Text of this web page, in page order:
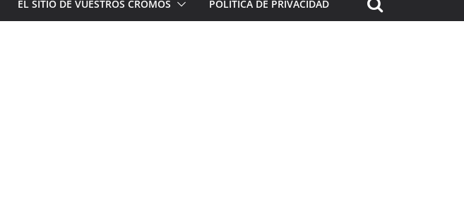
EL SITIO DE VUESTROS CROMOS POLÍTICA DE PRIVACIDAD